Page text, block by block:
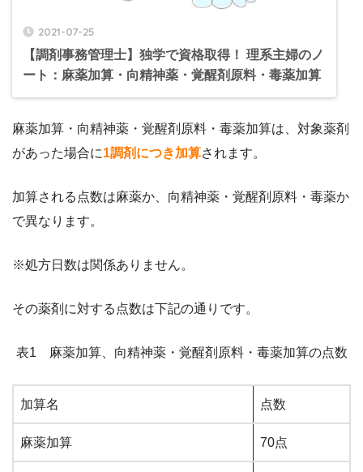
2021-07-25
【調剤事務管理士】独学で資格取得！ 理系主婦のノ
ート：麻薬加算・向精神薬・覚醒剤原料・毒薬加算
麻薬加算・向精神薬・覚醒剤原料・毒薬加算は、対象薬剤
があった場合に1調剤につき加算されます。
加算される点数は麻薬か、向精神薬・覚醒剤原料・毒薬か
で異なります。
※処方日数は関係ありません。
その薬剤に対する点数は下記の通りです。
表1 麻薬加算、向精神薬・覚醒剤原料・毒薬加算の点数
加算名 点数
麻薬加算 70点